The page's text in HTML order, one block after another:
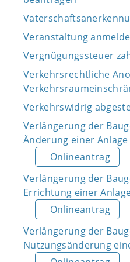
Veranstaltung
Vergnügungssteuer
Verkehrsrechtliche
Verkehrswidrig
Verlängerung der
Änderung einer
Onlineantrag
Verlängerung der
Errichtung einer
Onlineantrag
Verlängerung der
Nutzungsänderung